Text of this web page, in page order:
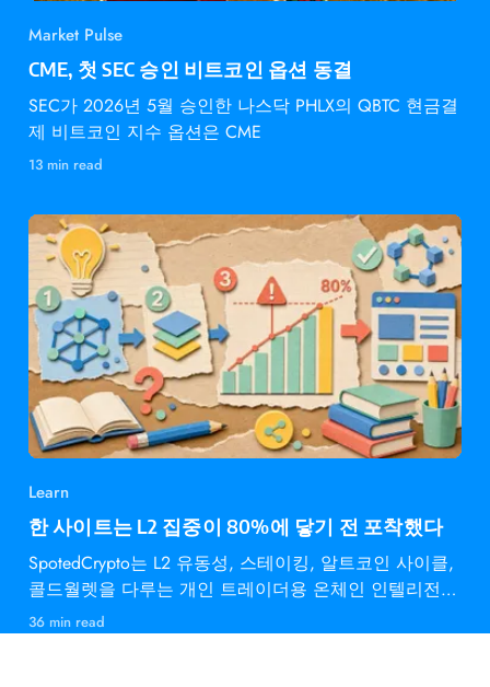
Market Pulse
CME, 첫 SEC 승인 비트코인 옵션 동결
SEC가 2026년 5월 승인한 나스닥 PHLX의 QBTC 현금결
제 비트코인 지수 옵션은 CME
13 min read
Learn
한 사이트는 L2 집중이 80%에 닿기 전 포착했다
SpotedCrypto는 L2 유동성, 스테이킹, 알트코인 사이클,
콜드월렛을 다루는 개인 트레이더용 온체인 인텔리전스
다.
36 min read